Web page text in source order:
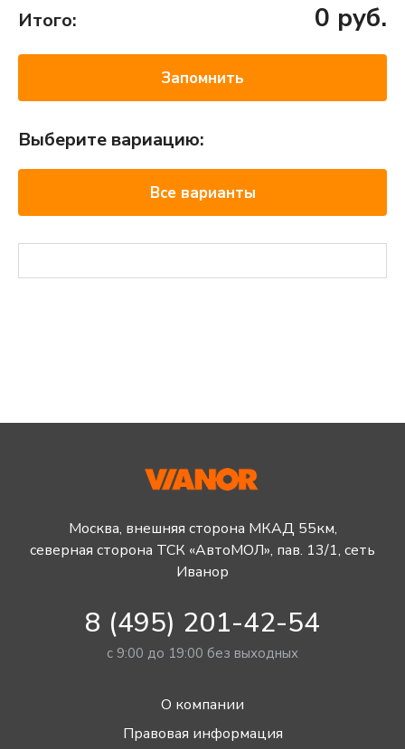
Итого: 0 руб.
Запомнить
Выберите вариацию:
Все варианты
Москва, внешняя сторона МКАД 55км,
северная сторона ТСК «АвтоМОЛ», пав. 13/1, сеть
Иванор
8 (495) 201-42-54
с 9:00 до 19:00 без выходных
О компании
Правовая информация